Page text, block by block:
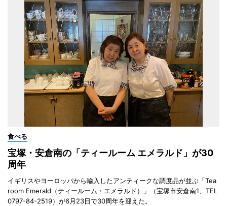
食べる
宝塚・安倉南の「ティールーム エメラルド」が30
周年
イギリスやヨーロッパから輸入したアンティークな調度品が並ぶ「Tea
room Emerald（ティールーム・エメラルド）」（宝塚市安倉南1、TEL
0797-84-2519）が6月23日で30周年を迎えた。